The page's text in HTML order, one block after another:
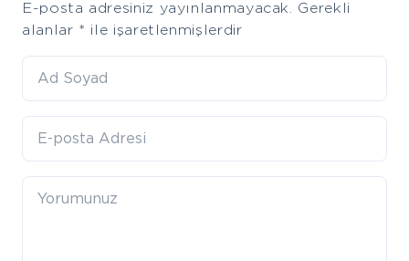
a
comment
E-posta adresiniz yayınlanmayacak. Gerekli
alanlar * ile işaretlenmişlerdir